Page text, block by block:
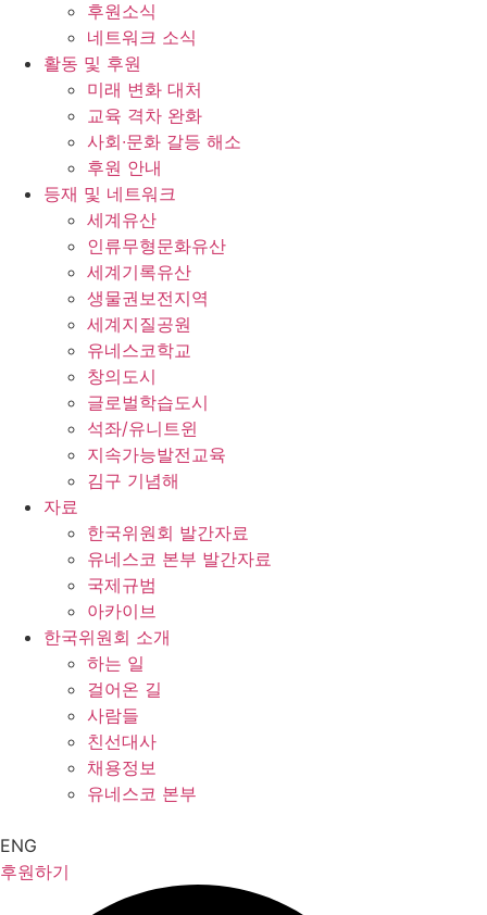
후원소식
네트워크 소식
활동 및 후원
미래 변화 대처
교육 격차 완화
사회∙문화 갈등 해소
후원 안내
등재 및 네트워크
세계유산
인류무형문화유산
세계기록유산
생물권보전지역
세계지질공원
유네스코학교
창의도시
글로벌학습도시
석좌/유니트윈
지속가능발전교육
김구 기념해
자료
한국위원회 발간자료
유네스코 본부 발간자료
국제규범
아카이브
한국위원회 소개
하는 일
걸어온 길
사람들
친선대사
채용정보
유네스코 본부
ENG
후원하기